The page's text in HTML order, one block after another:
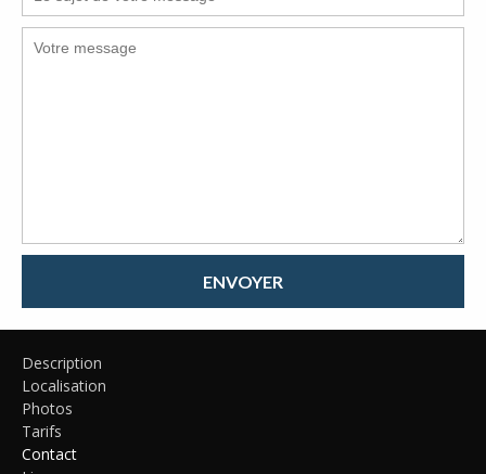
ENVOYER
Description
Localisation
Photos
Tarifs
Contact